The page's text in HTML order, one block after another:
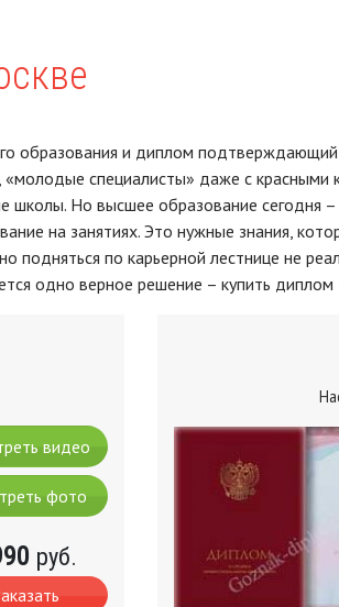
образования и диплом
специалисты» даже с
школы. Но высшее образование сегодня
на занятиях. Это нужные знания,
подняться по карьерной лестнице не
одно верное решение – купить диплом
видео
фото
руб.